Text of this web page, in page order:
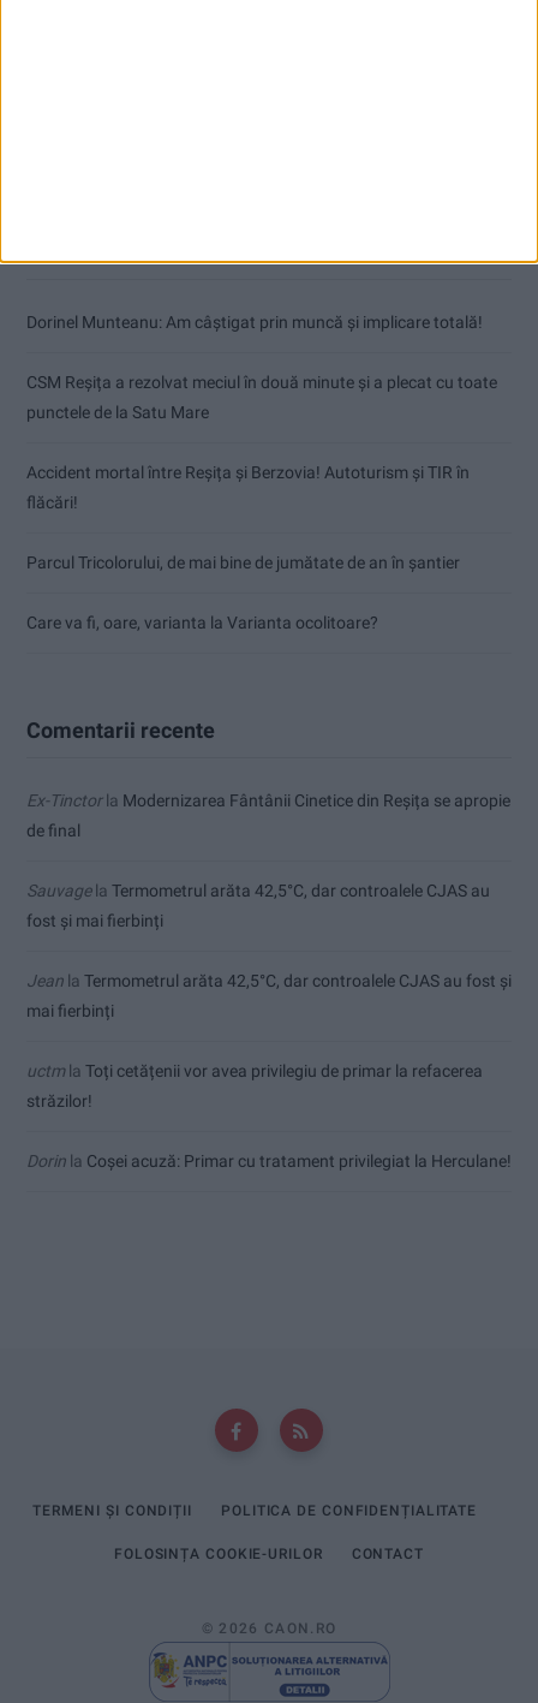
Dorinel Munteanu: Am câștigat prin muncă și implicare totală!
CSM Reșița a rezolvat meciul în două minute și a plecat cu toate
punctele de la Satu Mare
Accident mortal între Reșița și Berzovia! Autoturism și TIR în
flăcări!
Parcul Tricolorului, de mai bine de jumătate de an în șantier
Care va fi, oare, varianta la Varianta ocolitoare?
Comentarii recente
Ex-Tinctorla Modernizarea Fântânii Cinetice din Reșița se apropie
de final
Sauvagela Termometrul arăta 42,5°C, dar controalele CJAS au
fost și mai fierbinți
Jean la Termometrul arăta 42,5°C, dar controalele CJAS au fost și
mai fierbinți
uctmla Toți cetățenii vor avea privilegiu de primar la refacerea
străzilor!
Dorin la Coșei acuză: Primar cu tratament privilegiat la Herculane!
TERMENI ȘI CONDIȚII POLITICA DE CONFIDENȚIALITATE
FOLOSINȚA COOKIE-URILOR CONTACT
© 2026 CAON.RO